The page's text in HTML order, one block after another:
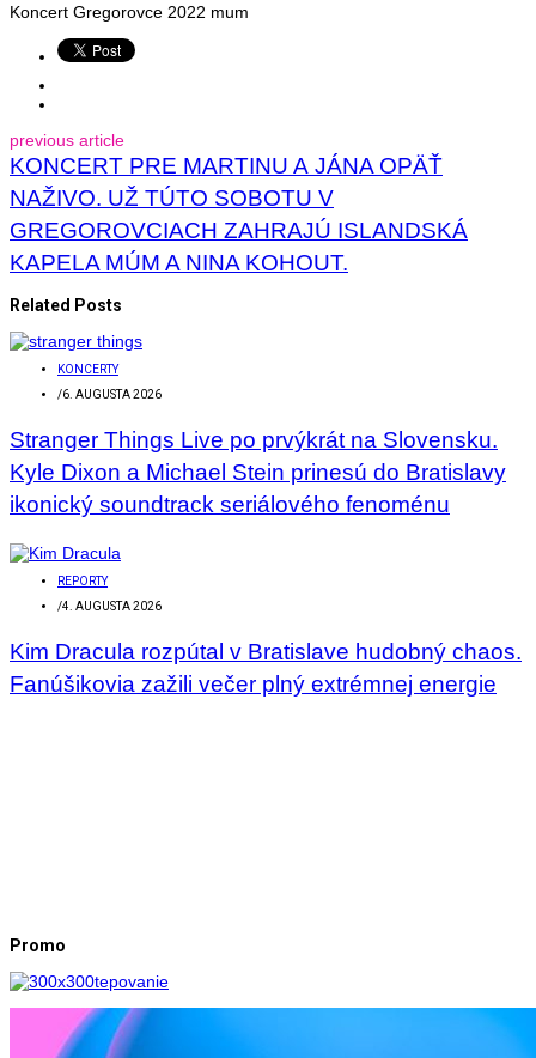
Koncert Gregorovce 2022 mum
previous article
KONCERT PRE MARTINU A JÁNA OPÄŤ
NAŽIVO. UŽ TÚTO SOBOTU V
GREGOROVCIACH ZAHRAJÚ ISLANDSKÁ
KAPELA MÚM A NINA KOHOUT.
Related Posts
KONCERTY
/6. AUGUSTA 2026
Stranger Things Live po prvýkrát na Slovensku.
Kyle Dixon a Michael Stein prinesú do Bratislavy
ikonický soundtrack seriálového fenoménu
REPORTY
/4. AUGUSTA 2026
Kim Dracula rozpútal v Bratislave hudobný chaos.
Fanúšikovia zažili večer plný extrémnej energie
Promo